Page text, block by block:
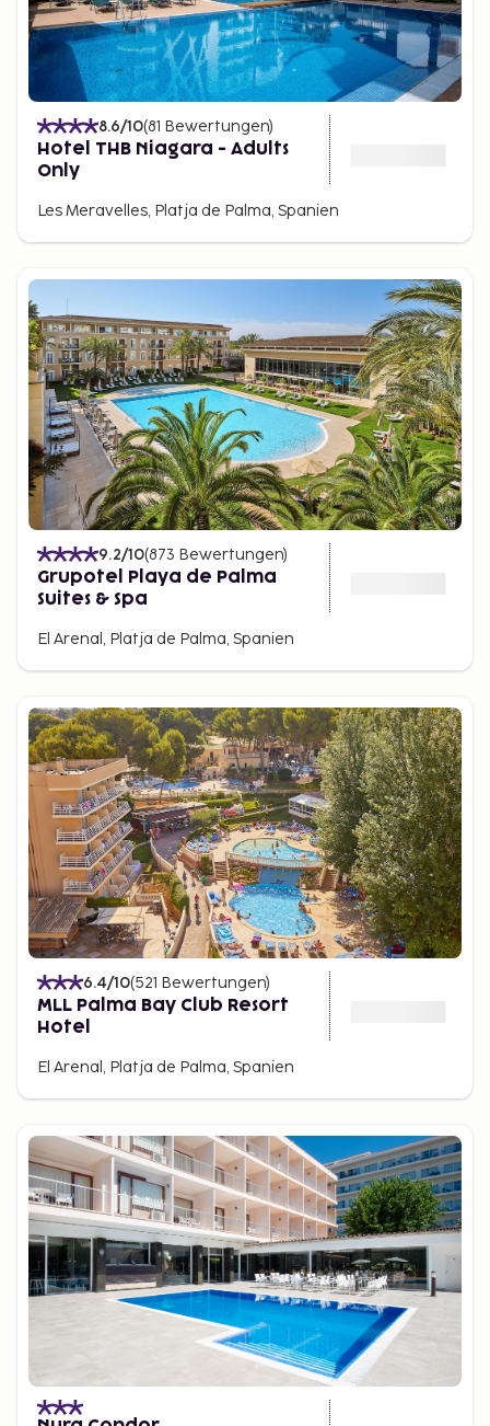
8.6/10(81 Bewertungen)
Hotel THB Niagara - Adults
Only
Les Meravelles, Platja de Palma, Spanien
9.2/10(873 Bewertungen)
Grupotel Playa de Palma
Suites & Spa
El Arenal, Platja de Palma, Spanien
6.4/10(521 Bewertungen)
MLL Palma Bay Club Resort
Hotel
El Arenal, Platja de Palma, Spanien